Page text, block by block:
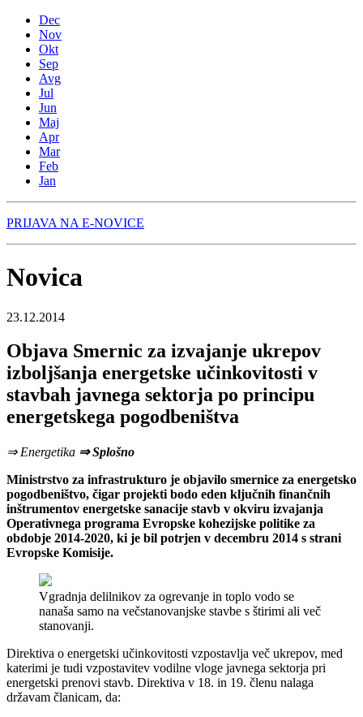
Dec
Nov
Okt
Sep
Avg
Jul
Jun
Maj
Apr
Mar
Feb
Jan
PRIJAVA NA E-NOVICE
Novica
23.12.2014
Objava Smernic za izvajanje ukrepov
izboljšanja energetske učinkovitosti v
stavbah javnega sektorja po principu
energetskega pogodbeništva
⇒ Energetika ⇒ Splošno
Ministrstvo za infrastrukturo je objavilo smernice za energetsko
pogodbeništvo, čigar projekti bodo eden ključnih finančnih
inštrumentov energetske sanacije stavb v okviru izvajanja
Operativnega programa Evropske kohezijske politike za
obdobje 2014-2020, ki je bil potrjen v decembru 2014 s strani
Evropske Komisije.
Vgradnja delilnikov za ogrevanje in toplo vodo se
nanaša samo na večstanovanjske stavbe s štirimi ali več
stanovanji.
Direktiva o energetski učinkovitosti vzpostavlja več ukrepov, med
katerimi je tudi vzpostavitev vodilne vloge javnega sektorja pri
energetski prenovi stavb. Direktiva v 18. in 19. členu nalaga
državam članicam, da: